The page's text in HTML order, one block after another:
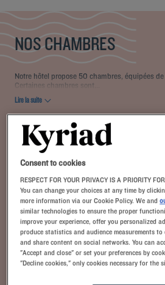
NOS CHAMBRES
Notre hôtel propose 50 chambres, équipées
Certaines chambres sont...
Lire la suite
1 type de chambre disponible :
À partir de 12 m²
Max
Consent to cookies
RESPECT FOR YOUR PRIVACY IS A PRIORITY
You can change your choices at any time by
more information via our Cookie Policy. We and
similar technologies to ensure the proper
improve your experience, offer you personalized
produce statistics and audience measurements
and share content on social networks. You can
"Accept and close" or set your preferences by
"Decline cookies," only cookies necessary for the